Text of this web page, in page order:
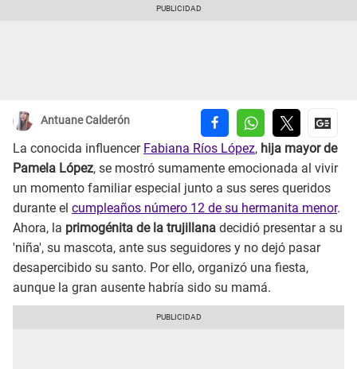
Antuane Calderón
La conocida influencer Fabiana Ríos López, hija mayor de
Pamela López, se mostró sumamente emocionada al vivir
un momento familiar especial junto a sus seres queridos
durante el cumpleaños número 12 de su hermanita menor.
Ahora, la primogénita de la trujillana decidió presentar a su
'niña', su mascota, ante sus seguidores y no dejó pasar
desapercibido su santo. Por ello, organizó una fiesta,
aunque la gran ausente habría sido su mamá.